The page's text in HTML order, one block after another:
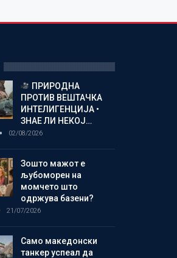
ПРИРОДНА
ПРОТИВ ВЕШТАЧКА
ИНТЕЛИГЕНЦИЈА •
ЗНАЕ ЛИ НЕКОЈ…
02/08/2026
Зошто мажот е
љубоморен на
момчето што
одржува базени?
21/07/2026
Само македонски
танкер успеал да